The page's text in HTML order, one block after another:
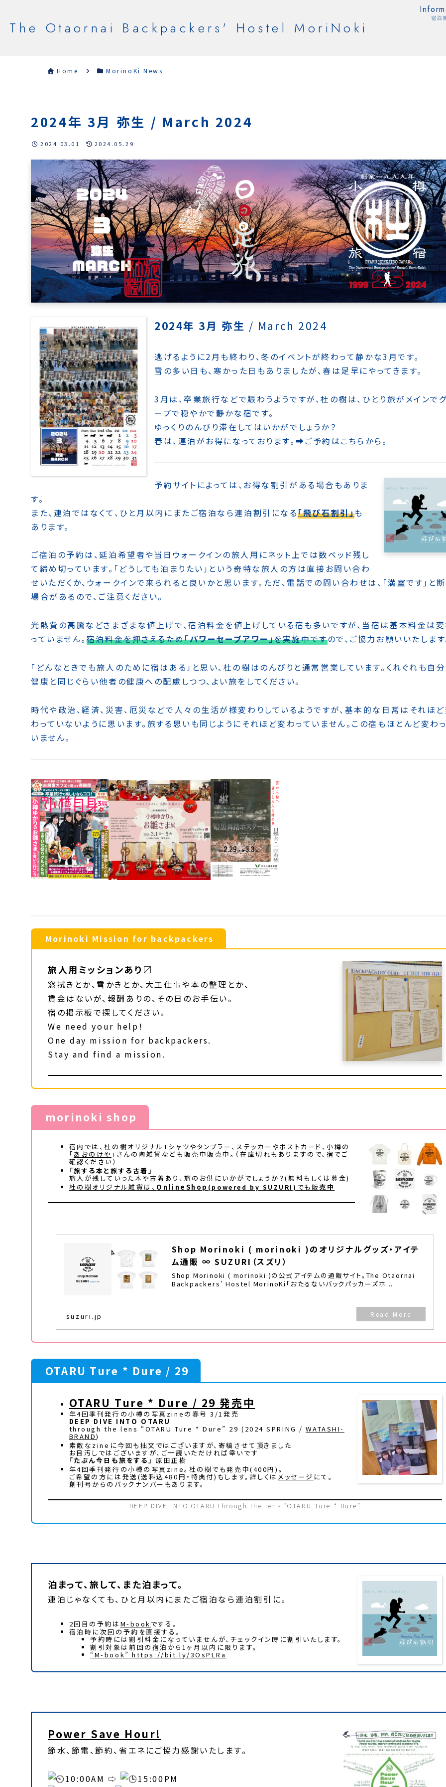
The Otaornai Backpackers' Hostel MoriNoki
宿泊
Home MorinoKi News
2024年 3月 弥生 / March 2024
2024.03.01 2024.05.29
2024年 3月 弥生 / March 2024
逃げるように2月も終わり、冬のイベントが終わって静かな3月です。
雪の多い日も、寒かった日もありましたが、春は足早にやってきます。
3月は、卒業旅行などで賑わうようですが、杜の樹は、ひとり旅がメインで
ープで穏やかで静かな宿です。
ゆっくりのんびり滞在してはいかがでしょうか？
春は、連泊がお得になっております。➡ご予約はこちらから。
予約サイトによっては、お得な割引がある場合もありま
す。
また、連泊ではなくて、ひと月以内にまたご宿泊なら連泊割引になる「飛び石割引」も
あります。
ご宿泊の予約は、延泊希望者や当日ウォークインの旅人用にネット上では数ベッド残し
て締め切っています。「どうしても泊まりたい」という奇特な旅人の方は直接お問い合わ
せいただくか、ウォークインで来られると良いかと思います。ただ、電話での問い合わせは、「満室です」と
場合があるので、ご注意ください。
光熱費の高騰などさまざまな値上げで、宿泊料金を値上げしている宿も多いですが、当宿は基本料金は
っていません。 宿泊料金を押さえるため「パワーセーブアワー」を実施中ですので、ご協力お願いいたします
「どんなときでも旅人のために宿はある」と思い、杜の樹はのんびりと通常営業しています。くれぐれも自
健康と同じぐらい他者の健康への配慮しつつ、よい旅をしてください。
時代や政治、経済、災害、厄災などで人々の生活が様変わりしているようですが、基本的な日常はそれほ
わっていないように思います。旅する思いも同じようにそれほど変わっていません。この宿もほとんど変わ
いません。
Morinoki Mission for backpackers
旅人用ミッションあり〼
窓拭きとか、雪かきとか、大工仕事や本の整理とか、
賃金はないが、報酬ありの、その日のお手伝い。
宿の掲示板で探してください。
We need your help!
One day mission for backpackers.
Stay and find a mission.
morinoki shop
宿内では、杜の樹オリジナルTシャツやタンブラー、ステッカーやポストカード、小樽の
「あおのけや 」さんの陶雑貨なども販売中販売中。（在庫切れもありますので、宿でご
確認ください）
「旅する本と旅する古着」
旅人が残していった本や古着あり、旅のお供にいかがでしょうか？(無料もしくは募金)
杜の樹オリジナル雑貨は、 OnlineShop (powered by SUZURI) でも販売中
Shop Morinoki ( morinoki )のオリジナルグッズ・アイテ
ム通販 ∞ SUZURI（スズリ）
Shop Morinoki ( morinoki )の公式アイテムの通販サイト。The Otaornai
Backpackers' Hostel MorinoKi「おたるないバックパッカーズホ...
suzuri.jp
OTARU Ture * Dure / 29
OTARU Ture * Dure / 29 発売中
年4回季刊発行の小樽の写真zineの春号 3/1発売
DEEP DIVE INTO OTARU
through the lens “OTARU Ture * Dure” 29 (2024 SPRING /WATASHI-
BRAND)
素敵なzineに今回も拙文ではございますが、寄稿させて頂きました
お目汚しではございますが、ご一読いただければ幸いです
「たぶん今日も旅をする」 原田正樹
年4回季刊発行の小樽の写真zine。杜の樹でも発売中(400円)。
ご希望の方には発送(送料込480円・特典付)もします。詳しくは メッセージ にて。
創刊号からのバックナンバーもあります。
DEEP DIVE INTO OTARU through the lens “OTARU Ture * Dure”
泊まって、旅して、また泊まって。
連泊じゃなくても、ひと月以内にまたご宿泊なら連泊割引に。
2回目の予約は M-book でする。
宿泊時に次回の予約を直接する。
予約時には割引料金になっていませんが、チェックイン時に割引いたします。
割引対象は前回の宿泊から1ヶ月以内に限ります。
“M-book” https://bit.ly/3OsPLRa
Power Save Hour!
節水、節電、節約、省エネにご協力感謝いたします。
10:00AM ⇨
15:00PM